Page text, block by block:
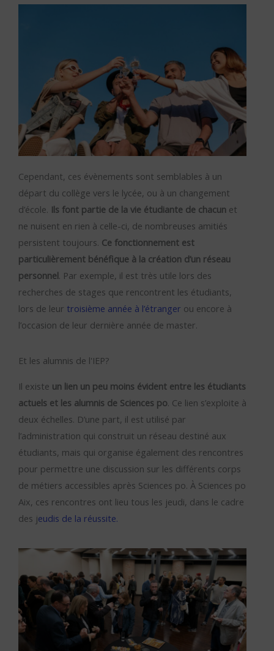
Cependant, ces évènements sont semblables à un
départ du collège vers le lycée, ou à un changement
d’école. Ils font partie de la vie étudiante de chacun et
ne nuisent en rien à celle-ci, de nombreuses amitiés
persistent toujours. Ce fonctionnement est
particulièrement bénéfique à la création d’un réseau
personnel. Par exemple, il est très utile lors des
recherches de stages que rencontrent les étudiants,
lors de leur troisième année à l’étranger ou encore à
l’occasion de leur dernière année de master.
Et les alumnis de l'IEP?
Il existe un lien un peu moins évident entre les étudiants
actuels et les alumnis de Sciences po. Ce lien s’exploite à
deux échelles. D’une part, il est utilisé par
l’administration qui construit un réseau destiné aux
étudiants, mais qui organise également des rencontres
pour permettre une discussion sur les différents corps
de métiers accessibles après Sciences po. À Sciences po
Aix, ces rencontres ont lieu tous les jeudi, dans le cadre
des jeudis de la réussite.